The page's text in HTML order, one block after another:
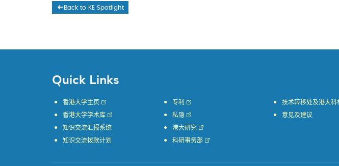
Back to KE Spotlight
Quick Links
香港大学主页
香港大学学术库
知识交流汇报系统
知识交流拨款计划
专利
私隐
港大研究
科研事务部
技术转移处及港大科
意见及建议